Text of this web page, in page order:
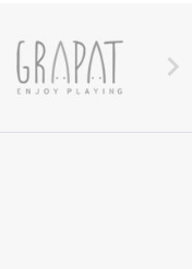
